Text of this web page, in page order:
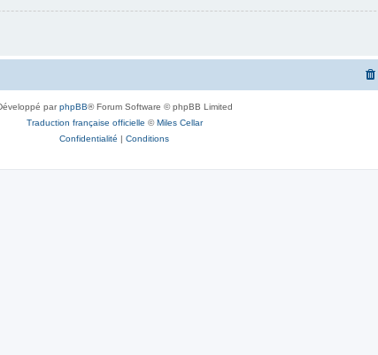
parphpBB® Forum Software © phpBB Limited
Traduction française officielle ©Miles Cellar
Confidentialité | Conditions